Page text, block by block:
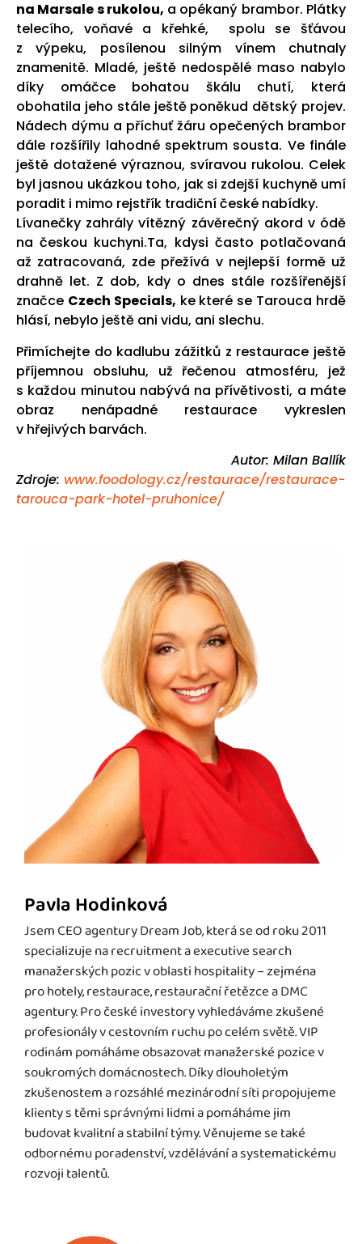
na Marsale s rukolou, a opékaný brambor. Plátky
telecího, voňavé a křehké, spolu se šťávou
z výpeku, posílenou silným vínem chutnaly
znamenitě. Mladé, ještě nedospělé maso nabylo
díky omáčce bohatou škálu chutí, která
obohatila jeho stále ještě poněkud dětský projev.
Nádech dýmu a příchuť žáru opečených brambor
dále rozšířily lahodné spektrum sousta. Ve finále
ještě dotažené výraznou, svíravou rukolou. Celek
byl jasnou ukázkou toho, jak si zdejší kuchyně umí
poradit i mimo rejstřík tradiční české nabídky.
Lívanečky zahrály vítězný závěrečný akord v ódě
na českou kuchyni.Ta, kdysi často potlačovaná
až zatracovaná, zde přežívá v nejlepší formě už
drahně let. Z dob, kdy o dnes stále rozšířenější
značce Czech Specials, ke které se Tarouca hrdě
hlásí, nebylo ještě ani vidu, ani slechu.
Přimíchejte do kadlubu zážitků z restaurace ještě
příjemnou obsluhu, už řečenou atmosféru, jež
s každou minutou nabývá na přívětivosti, a máte
obraz nenápadné restaurace vykreslen
v hřejivých barvách.
Autor: Milan Ballík
Zdroje: www.foodology.cz/restaurace/restaurace-
tarouca-park-hotel-pruhonice/
Pavla Hodinková
Jsem CEO agentury Dream Job, která se od roku 2011
specializuje na recruitment a executive search
manažerských pozic v oblasti hospitality – zejména
pro hotely, restaurace, restaurační řetězce a DMC
agentury. Pro české investory vyhledáváme zkušené
profesionály v cestovním ruchu po celém světě. VIP
rodinám pomáháme obsazovat manažerské pozice v
soukromých domácnostech. Díky dlouholetým
zkušenostem a rozsáhlé mezinárodní síti propojujeme
klienty s těmi správnými lidmi a pomáháme jim
budovat kvalitní a stabilní týmy. Věnujeme se také
odbornému poradenství, vzdělávání a systematickému
rozvoji talentů.